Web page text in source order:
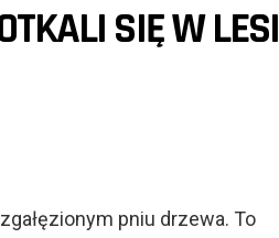
SIĘ W
pniu drzewa. To